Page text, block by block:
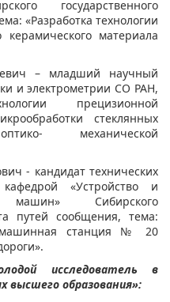
государственного
«Разработка технологии
керамического материала
– младший научный
и электрометрии СО РАН,
прецизионной
стеклянных
механической
- кандидат технических
«Устройство и
машин» Сибирского
путей сообщения, тема:
машинная станция № 20
исследователь в
высшего образования»: